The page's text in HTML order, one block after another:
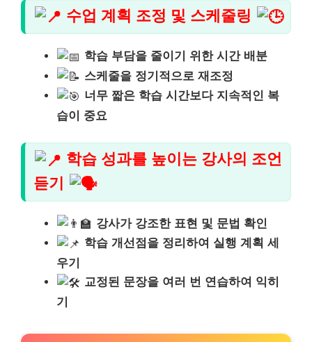
수업 계획 조정 및 스케줄링
학습 부담을 줄이기 위한 시간 배분
스케줄을 정기적으로 재조정
너무 짧은 학습 시간보다 지속적인 복
습이 중요
학습 성과를 높이는 강사의 조언
듣기
강사가 강조한 표현 및 문법 확인
학습 개선점을 정리하여 실행 계획 세
우기
교정된 문장을 여러 번 연습하여 익히
기